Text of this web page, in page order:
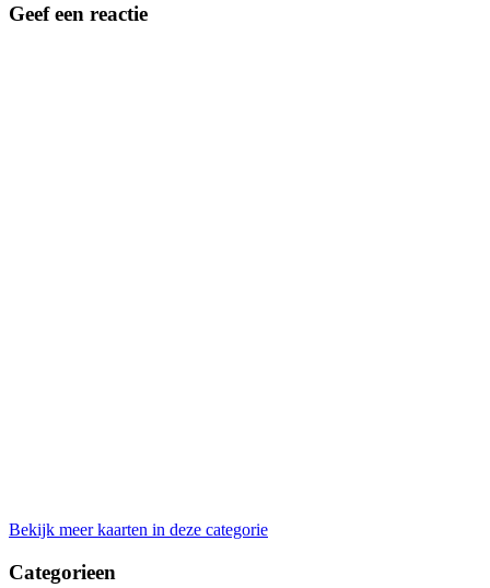
Geef een reactie
Bekijk meer kaarten in deze categorie
Categorieen